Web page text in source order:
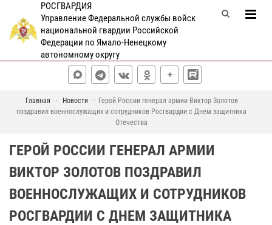
РОСГВАРДИЯ
Управление Федеральной службы войск
национальной гвардии Российской
Федерации по Ямало-Ненецкому
автономному округу
Главная Новости
Герой России генерал армии Виктор Золотов
поздравил военнослужащих и сотрудников Росгвардии с Днем защитника
Отечества
ГЕРОЙ РОССИИ ГЕНЕРАЛ АРМИИ
ВИКТОР ЗОЛОТОВ ПОЗДРАВИЛ
ВОЕННОСЛУЖАЩИХ И СОТРУДНИКОВ
РОСГВАРДИИ С ДНЕМ ЗАЩИТНИКА